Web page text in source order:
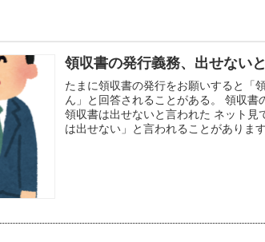
領収書の発行義務、出せない
たまに領収書の発行をお願いすると「
ん」と回答されることがある。 領収書の発行は義務なんでしょうか？
領収書は出せないと言われた ネット見